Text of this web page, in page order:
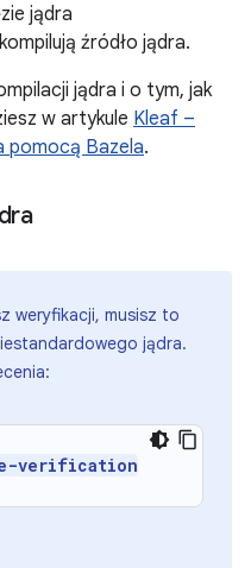
jądra
źródło jądra.
jądra i o tym, jak
w artykule Kleaf –
pomocą Bazela.
weryfikacji, musisz to
jądra.
verification